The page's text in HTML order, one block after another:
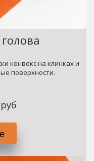
конвекс на клинках и
поверхности.